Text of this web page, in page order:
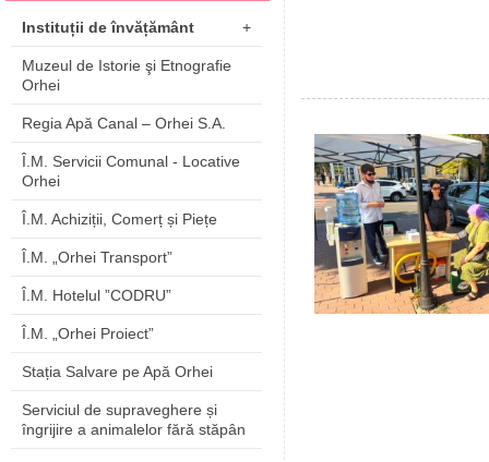
Instituții de învățământ +
Muzeul de Istorie şi Etnografie
Orhei
Regia Apă Canal – Orhei S.A.
Î.M. Servicii Comunal - Locative
Orhei
Î.M. Achiziții, Comerț și Piețe
Î.M. „Orhei Transport”
Î.M. Hotelul ”CODRU”
Î.M. „Orhei Proiect”
Stația Salvare pe Apă Orhei
Serviciul de supraveghere și
îngrijire a animalelor fără stăpân